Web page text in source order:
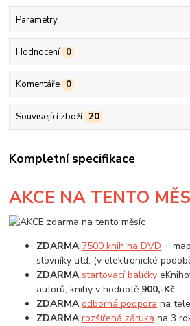
Parametry
Hodnocení 0
Komentáře 0
Související zboží 20
Kompletní specifikace
AKCE NA TENTO
ZDARMA 7500 knih na DVD +
slovníky atd. (v elektronické
ZDARMA startovací balíčky
autorů, knihy v hodnotě 900,-Kč
ZDARMA odborná podpora na
ZDARMA rozšířená záruka na 3